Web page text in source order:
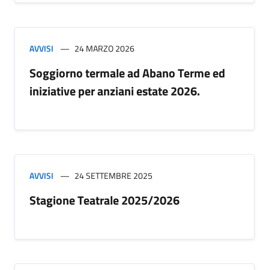
AVVISI 24 MARZO 2026
Soggiorno termale ad Abano Terme ed
iniziative per anziani estate 2026.
AVVISI 24 SETTEMBRE 2025
Stagione Teatrale 2025/2026